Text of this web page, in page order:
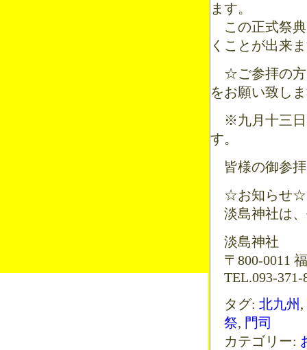
ます。
この正式祭典
くことが出来
☆ご参拝の方
をお願い致し
※九月十三日
す。
皆様の御参拝
☆お知らせ☆
淡島神社は、
淡島神社
〒800-0011
TEL.093-371-
タグ: 北九州 ,
祭, 門司
カテゴリー: